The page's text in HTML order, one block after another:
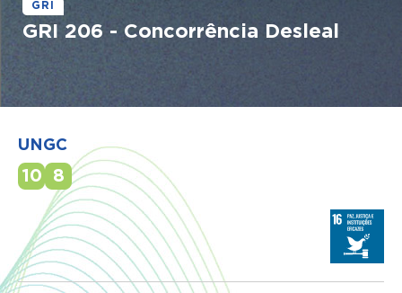
GRI
GRI 206 - Concorrência Desleal
UNGC
10 8